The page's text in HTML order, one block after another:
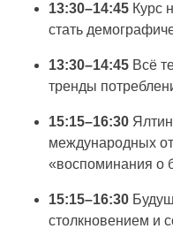
13:30–14:45 Курс
стать
13:30–14:45 Всё
тренды
15:15–16:30
международных
«воспоминания о
15:15–16:30
столкновением и